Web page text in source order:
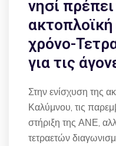
νησί
χρόνο-
για τις
Στην ενίσχυση της
Καλύμνου, τις
στήριξη της ΑΝΕ,
τετραετών